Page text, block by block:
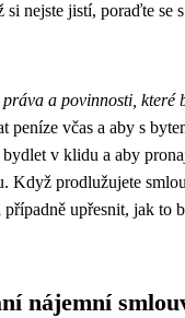
nejste jistí, poraďte se
a povinnosti, které
peníze včas a aby s
bydlet v klidu a aby
Když prodlužujete
upřesnit, jak to
nájemní